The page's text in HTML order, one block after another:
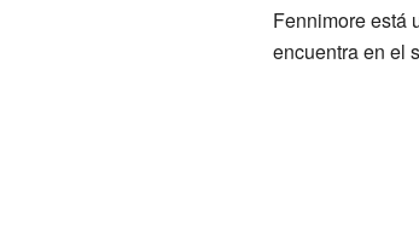
Fennimore está
encuentra en el